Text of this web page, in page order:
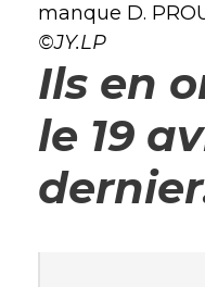
manque D.
©JY.LP
Ils en
le 19